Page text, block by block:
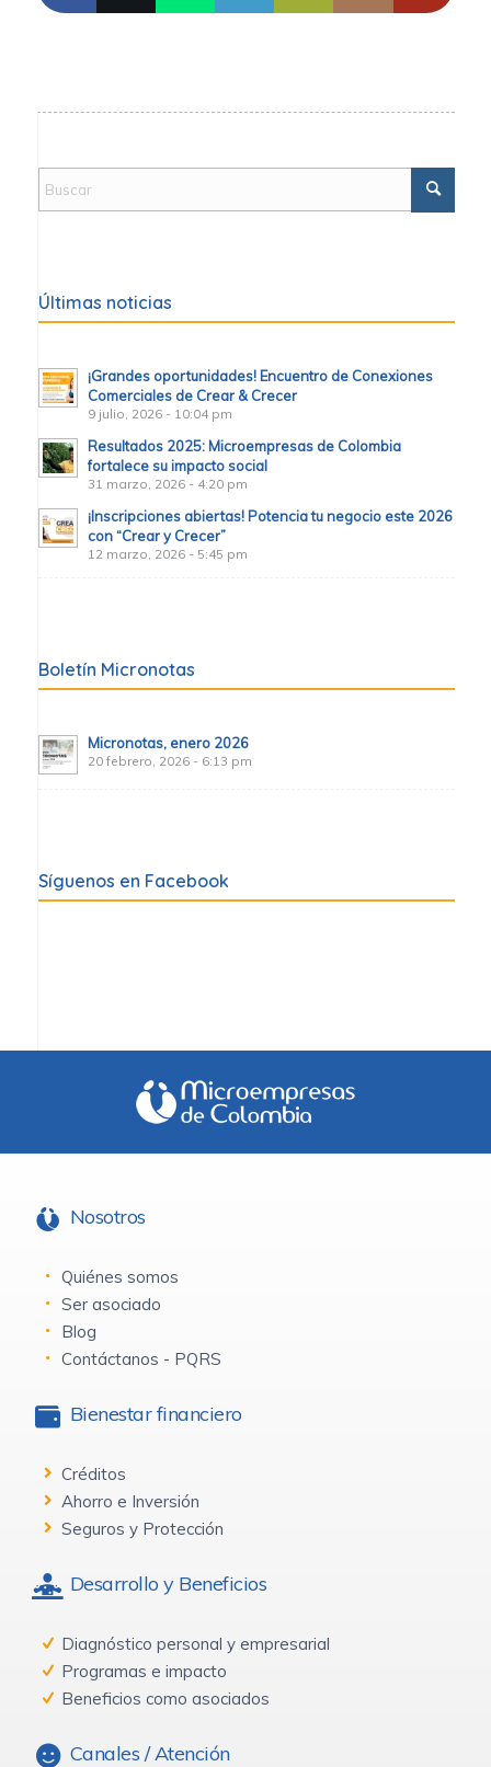
Últimas noticias
¡Grandes oportunidades! Encuentro de Conexiones
Comerciales de Crear & Crecer
9 julio, 2026 - 10:04 pm
Resultados 2025: Microempresas de Colombia
fortalece su impacto social
31 marzo, 2026 - 4:20 pm
¡Inscripciones abiertas! Potencia tu negocio este 2026
con “Crear y Crecer”
12 marzo, 2026 - 5:45 pm
Boletín Micronotas
Micronotas, enero 2026
20 febrero, 2026 - 6:13 pm
Síguenos en Facebook
Nosotros
Quiénes somos
Ser asociado
Blog
Contáctanos - PQRS
Bienestar financiero
Créditos
Ahorro e Inversión
Seguros y Protección
Desarrollo y Beneficios
Diagnóstico personal y empresarial
Programas e impacto
Beneficios como asociados
Canales / Atención